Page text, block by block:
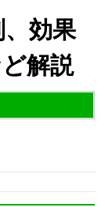
効果
解説